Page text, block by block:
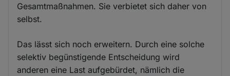
Gesamtmaßnahmen. Sie verbietet sich daher von
selbst.
Das lässt sich noch erweitern. Durch eine solche
selektiv begünstigende Entscheidung wird
anderen eine Last aufgebürdet, nämlich die